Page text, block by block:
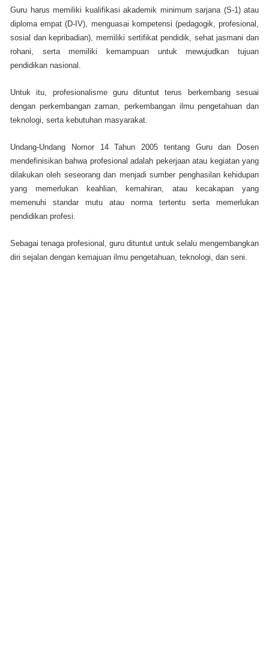
Guru harus memiliki kualifikasi akademik minimum sarjana (S-1) atau
diploma empat (D-IV), menguasai kompetensi (pedagogik, profesional,
sosial dan kepribadian), memiliki sertifikat pendidik, sehat jasmani dan
rohani, serta memiliki kemampuan untuk mewujudkan tujuan
pendidikan nasional.
Untuk itu, profesionalisme guru dituntut terus berkembang sesuai
dengan perkembangan zaman, perkembangan ilmu pengetahuan dan
teknologi, serta kebutuhan masyarakat.
Undang-Undang Nomor 14 Tahun 2005 tentang Guru dan Dosen
mendefinisikan bahwa profesional adalah pekerjaan atau kegiatan yang
dilakukan oleh seseorang dan menjadi sumber penghasilan kehidupan
yang memerlukan keahlian, kemahiran, atau kecakapan yang
memenuhi standar mutu atau norma tertentu serta memerlukan
pendidikan profesi.
Sebagai tenaga profesional, guru dituntut untuk selalu mengembangkan
diri sejalan dengan kemajuan ilmu pengetahuan, teknologi, dan seni.